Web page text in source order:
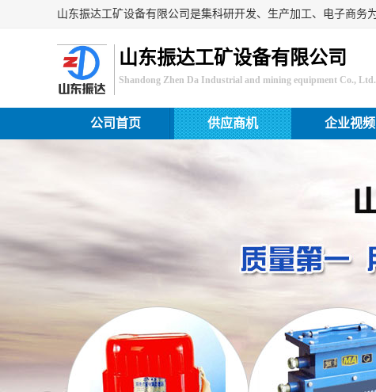
山东振达工矿设备有限公司
Shandong Zhen Da Industrial and mining equipment Co., Ltd.
公司首页 供应商机 企业视频